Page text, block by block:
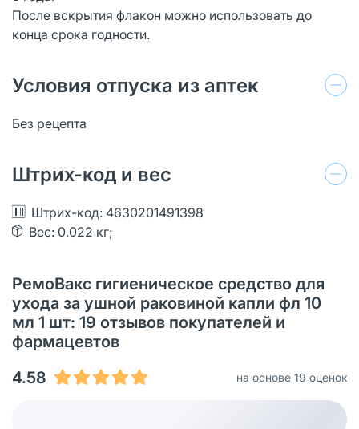
После вскрытия флакон можно использовать до
конца срока годности.
Условия отпуска из аптек
Без рецепта
Штрих-код и вес
Штрих-код: 4630201491398
Вес: 0.022 кг;
РемоВакс гигиеническое средство для
ухода за ушной раковиной капли фл 10
мл 1 шт: 19 отзывов покупателей и
фармацевтов
4.58
на основе 19 оценок